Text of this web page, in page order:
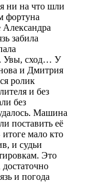
ни на что шли
фортуна
Александра
забила
Увы, сход… У
и Дмитрия
ролик
и без
без
Машина
поставить её
мало кто
и судьи
Это
и погода